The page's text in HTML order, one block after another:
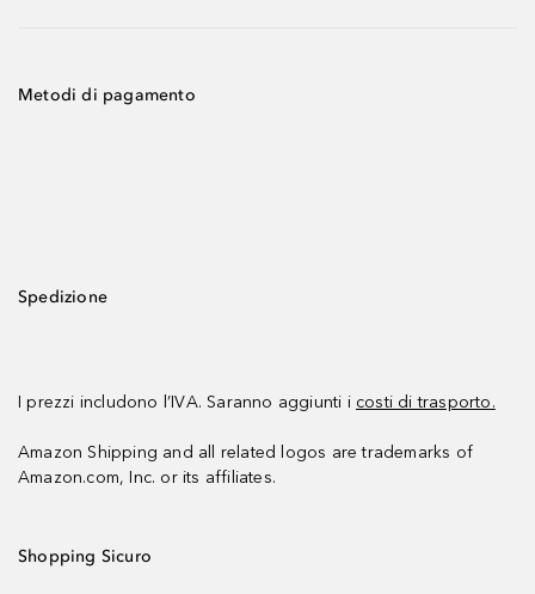
Metodi di pagamento
Spedizione
I prezzi includono l’IVA. Saranno aggiunti i costi di trasporto.
Amazon Shipping and all related logos are trademarks of
Amazon.com, Inc. or its affiliates.
Shopping Sicuro